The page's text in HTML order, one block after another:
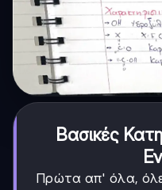
Βασικές
Πρώτα απ' όλα,